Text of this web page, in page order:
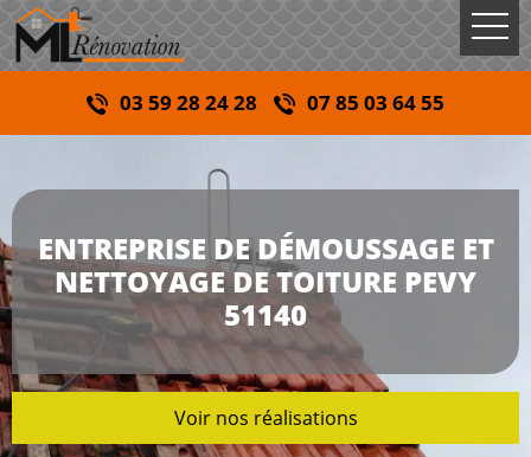
03 59 28 24 28 07 85 03 64 55
ENTREPRISE DE DÉMOUSSAGE ET
NETTOYAGE DE TOITURE PEVY
51140
Voir nos réalisations